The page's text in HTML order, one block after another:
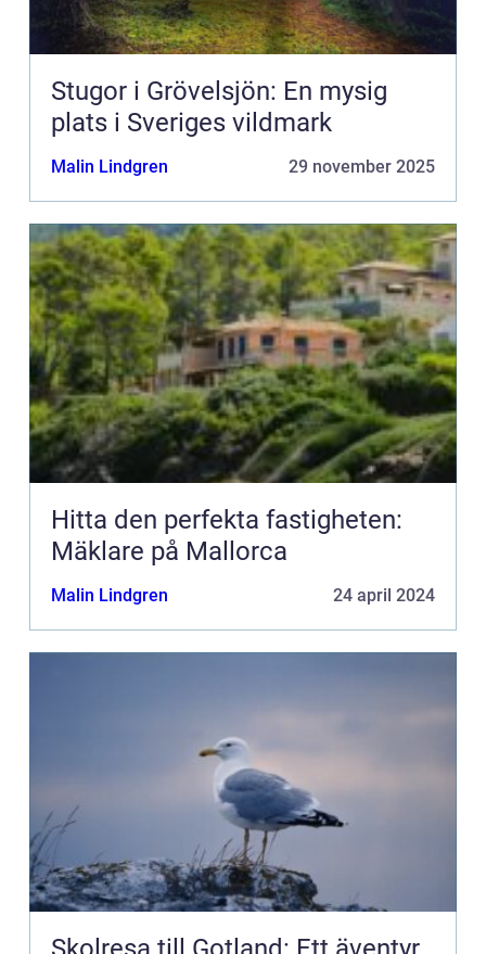
Stugor i Grövelsjön: En mysig
plats i Sveriges vildmark
Malin Lindgren 29 november 2025
Hitta den perfekta fastigheten:
Mäklare på Mallorca
Malin Lindgren 24 april 2024